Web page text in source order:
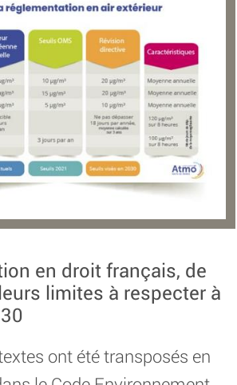
en droit français, de
limites à respecter à
ont été transposés en